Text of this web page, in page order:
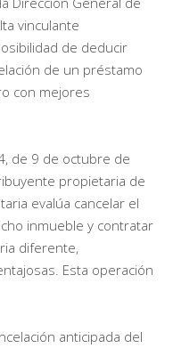
vinculante
de deducir
de un préstamo
con mejores
de 9 de octubre de
propietaria de
evalúa cancelar el
inmueble y contratar
diferente,
Esta operación
anticipada del